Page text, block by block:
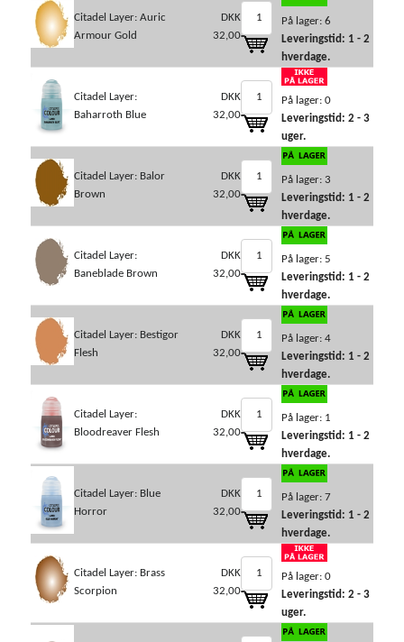
Citadel Layer: Auric
Armour Gold
DKK
32,00
På lager: 6
Leveringstid: 1 - 2
hverdage.
Citadel Layer:
Baharroth Blue
DKK
32,00
På lager: 0
Leveringstid: 2 - 3
uger.
Citadel Layer: Balor
Brown
DKK
32,00
På lager: 3
Leveringstid: 1 - 2
hverdage.
Citadel Layer:
Baneblade Brown
DKK
32,00
På lager: 5
Leveringstid: 1 - 2
hverdage.
Citadel Layer: Bestigor
Flesh
DKK
32,00
På lager: 4
Leveringstid: 1 - 2
hverdage.
Citadel Layer:
Bloodreaver Flesh
DKK
32,00
På lager: 1
Leveringstid: 1 - 2
hverdage.
Citadel Layer: Blue
Horror
DKK
32,00
På lager: 7
Leveringstid: 1 - 2
hverdage.
Citadel Layer: Brass
Scorpion
DKK
32,00
På lager: 0
Leveringstid: 2 - 3
uger.